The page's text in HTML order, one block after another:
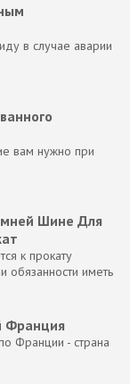
в случае аварии
вам нужно при
Шине Для
к прокату
обязанности иметь
Франция
Франции - страна